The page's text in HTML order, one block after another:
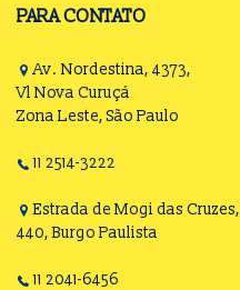
PARA CONTATO
Av. Nordestina, 4373,
Vl Nova Curuçá
Zona Leste, São Paulo
11 2514-3222
Estrada de Mogi das Cruzes,
440, Burgo Paulista
11 2041-6456